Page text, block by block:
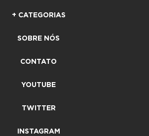
+ CATEGORIAS
SOBRE NÓS
CONTATO
YOUTUBE
TWITTER
INSTAGRAM